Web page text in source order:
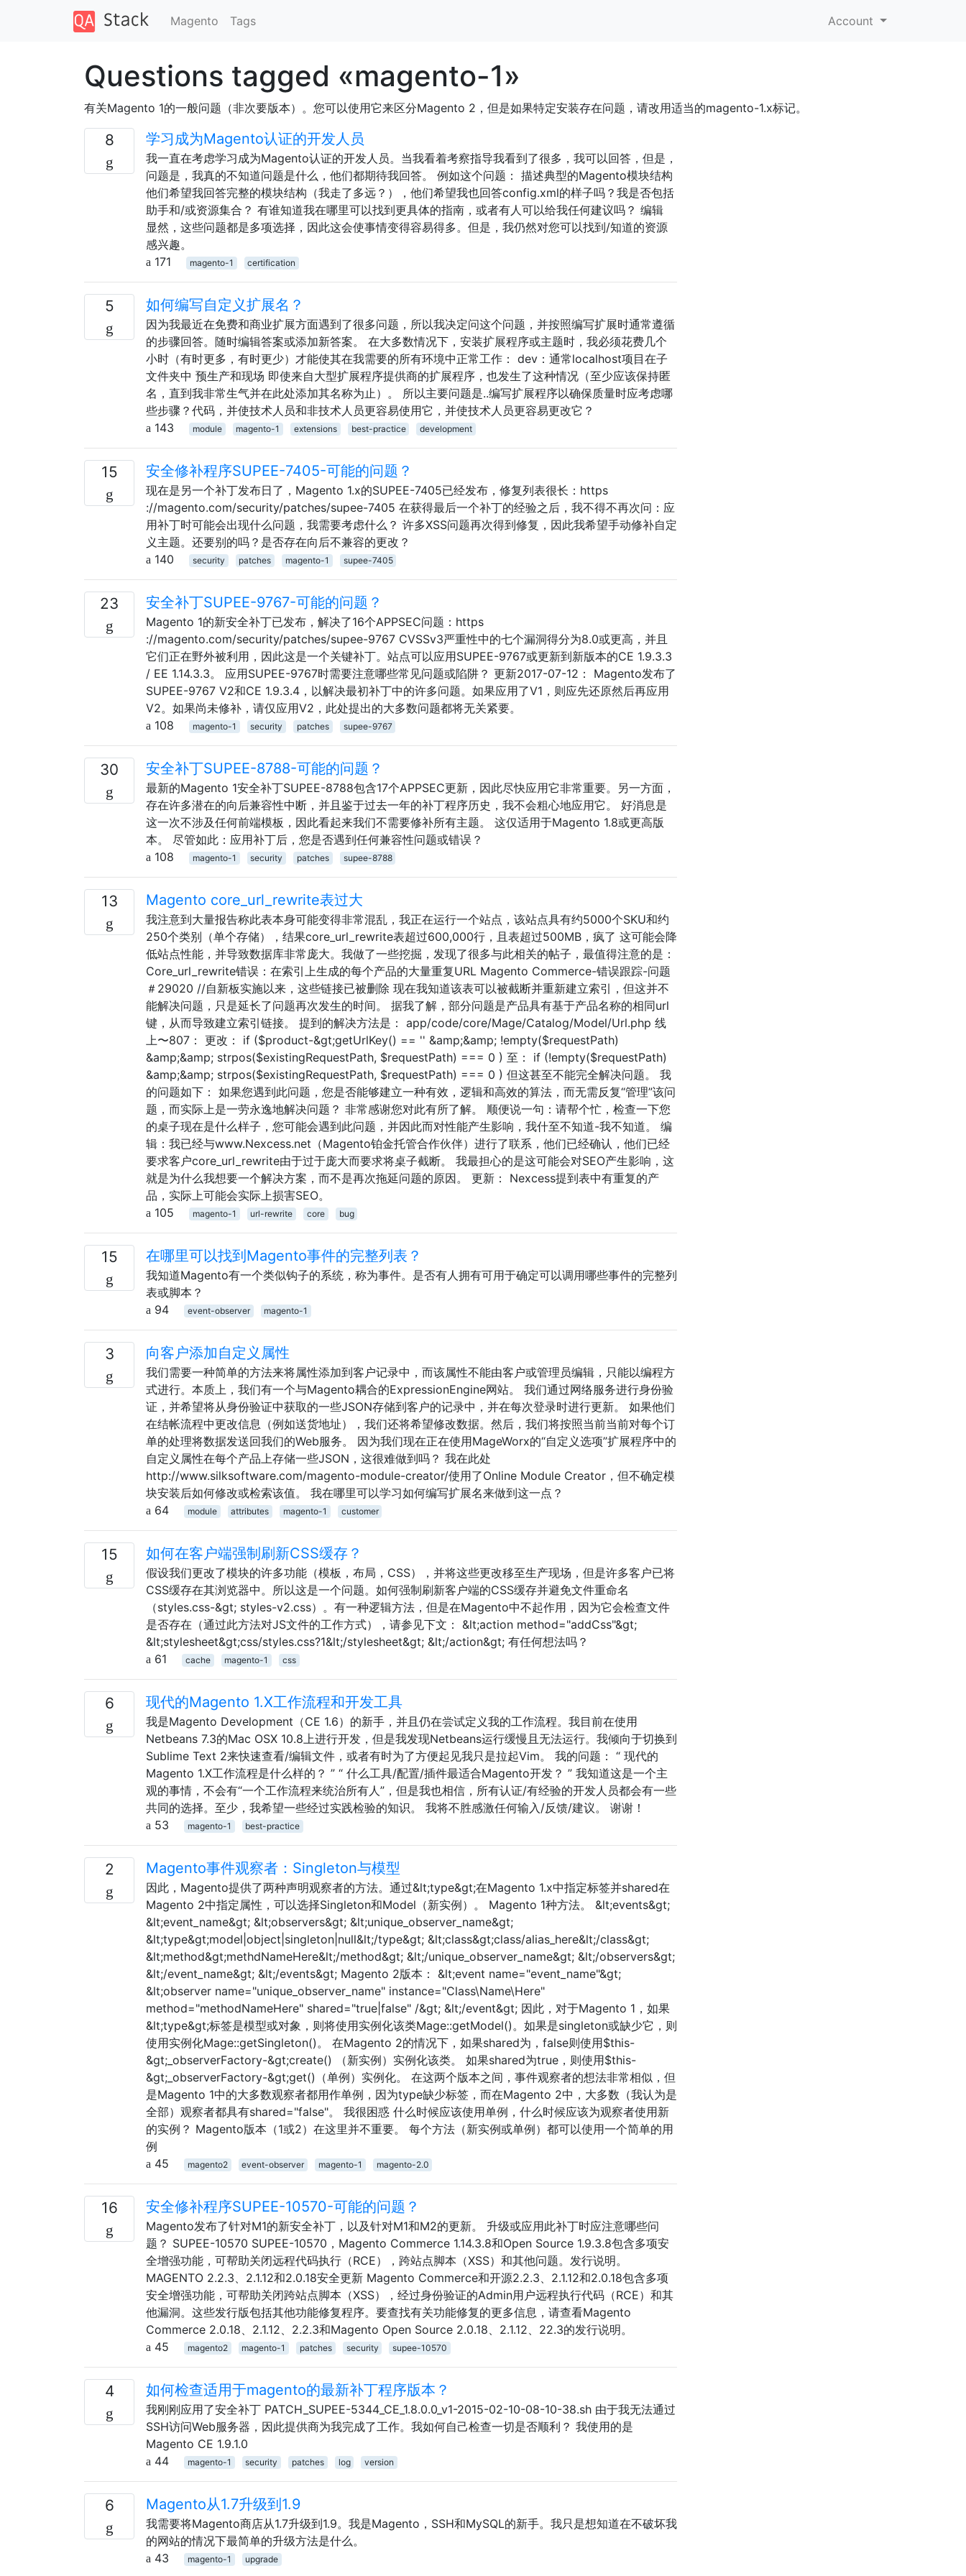
Magento Tags Account
Questions tagged «magento-1»
有关Magento 1的一般问题（非次要版本）。您可以使用它来区分Magento 2，但是如果特定安装存在问题，请改用适当的magento-1.x标记。
8 学习成为Magento认证的开发人员
我一直在考虑学习成为Magento认证的开发人员。当我看着考察指导我看到了很多，我可以回答，但是，
问题是，我真的不知道问题是什么，他们都期待我回答。 例如这个问题： 描述典型的Magento模块结构
他们希望我回答完整的模块结构（我走了多远？），他们希望我也回答config.xml的样子吗？我是否包括
助手和/或资源集合？ 有谁知道我在哪里可以找到更具体的指南，或者有人可以给我任何建议吗？ 编辑
显然，这些问题都是多项选择，因此这会使事情变得容易得多。但是，我仍然对您可以找到/知道的资源
感兴趣。
171
magento-1 certification
5 如何编写自定义扩展名？
因为我最近在免费和商业扩展方面遇到了很多问题，所以我决定问这个问题，并按照编写扩展时通常遵循
的步骤回答。随时编辑答案或添加新答案。 在大多数情况下，安装扩展程序或主题时，我必须花费几个
小时（有时更多，有时更少）才能使其在我需要的所有环境中正常工作： dev：通常localhost项目在子
文件夹中 预生产和现场 即使来自大型扩展程序提供商的扩展程序，也发生了这种情况（至少应该保持匿
名，直到我非常生气并在此处添加其名称为止）。 所以主要问题是..编写扩展程序以确保质量时应考虑哪
些步骤？代码，并使技术人员和非技术人员更容易使用它，并使技术人员更容易更改它？
143
module magento-1 extensions best-practice development
15 安全修补程序SUPEE-7405-可能的问题？
现在是另一个补丁发布日了，Magento 1.x的SUPEE-7405已经发布，修复列表很长：https
://magento.com/security/patches/supee-7405 在获得最后一个补丁的经验之后，我不得不再次问：应
用补丁时可能会出现什么问题，我需要考虑什么？ 许多XSS问题再次得到修复，因此我希望手动修补自定
义主题。还要别的吗？是否存在向后不兼容的更改？
140
security patches magento-1 supee-7405
23 安全补丁SUPEE-9767-可能的问题？
Magento 1的新安全补丁已发布，解决了16个APPSEC问题：https
://magento.com/security/patches/supee-9767 CVSSv3严重性中的七个漏洞得分为8.0或更高，并且
它们正在野外被利用，因此这是一个关键补丁。站点可以应用SUPEE-9767或更新到新版本的CE 1.9.3.3
/ EE 1.14.3.3。 应用SUPEE-9767时需要注意哪些常见问题或陷阱？ 更新2017-07-12： Magento发布了
SUPEE-9767 V2和CE 1.9.3.4，以解决最初补丁中的许多问题。如果应用了V1，则应先还原然后再应用
V2。如果尚未修补，请仅应用V2，此处提出的大多数问题都将无关紧要。
108
magento-1 security patches supee-9767
30 安全补丁SUPEE-8788-可能的问题？
最新的Magento 1安全补丁SUPEE-8788包含17个APPSEC更新，因此尽快应用它非常重要。另一方面，
存在许多潜在的向后兼容性中断，并且鉴于过去一年的补丁程序历史，我不会粗心地应用它。 好消息是
这一次不涉及任何前端模板，因此看起来我们不需要修补所有主题。 这仅适用于Magento 1.8或更高版
本。 尽管如此：应用补丁后，您是否遇到任何兼容性问题或错误？
108
magento-1 security patches supee-8788
13 Magento core_url_rewrite表过大
我注意到大量报告称此表本身可能变得非常混乱，我正在运行一个站点，该站点具有约5000个SKU和约
250个类别（单个存储），结果core_url_rewrite表超过600,000行，且表超过500MB，疯了 这可能会降
低站点性能，并导致数据库非常庞大。我做了一些挖掘，发现了很多与此相关的帖子，最值得注意的是：
Core_url_rewrite错误：在索引上生成的每个产品的大量重复URL Magento Commerce-错误跟踪-问题
＃29020 //自新板实施以来，这些链接已被删除 现在我知道该表可以被截断并重新建立索引，但这并不
能解决问题，只是延长了问题再次发生的时间。 据我了解，部分问题是产品具有基于产品名称的相同url
键，从而导致建立索引链接。 提到的解决方法是： app/code/core/Mage/Catalog/Model/Url.php 线
上〜807： 更改： if ($product-&gt;getUrlKey() == '' &amp;&amp; !empty($requestPath)
&amp;&amp; strpos($existingRequestPath, $requestPath) === 0 ) 至： if (!empty($requestPath)
&amp;&amp; strpos($existingRequestPath, $requestPath) === 0 ) 但这甚至不能完全解决问题。 我
的问题如下： 如果您遇到此问题，您是否能够建立一种有效，逻辑和高效的算法，而无需反复“管理”该问
题，而实际上是一劳永逸地解决问题？ 非常感谢您对此有所了解。 顺便说一句：请帮个忙，检查一下您
的桌子现在是什么样子，您可能会遇到此问题，并因此而对性能产生影响，我什至不知道-我不知道。 编
辑：我已经与www.Nexcess.net（Magento铂金托管合作伙伴）进行了联系，他们已经确认，他们已经
要求客户core_url_rewrite由于过于庞大而要求将桌子截断。 我最担心的是这可能会对SEO产生影响，这
就是为什么我想要一个解决方案，而不是再次拖延问题的原因。 更新： Nexcess提到表中有重复的产
品，实际上可能会实际上损害SEO。
105
magento-1 url-rewrite core bug
15 在哪里可以找到Magento事件的完整列表？
我知道Magento有一个类似钩子的系统，称为事件。是否有人拥有可用于确定可以调用哪些事件的完整列
表或脚本？
94
event-observer magento-1
3 向客户添加自定义属性
我们需要一种简单的方法来将属性添加到客户记录中，而该属性不能由客户或管理员编辑，只能以编程方
式进行。本质上，我们有一个与Magento耦合的ExpressionEngine网站。 我们通过网络服务进行身份验
证，并希望将从身份验证中获取的一些JSON存储到客户的记录中，并在每次登录时进行更新。 如果他们
在结帐流程中更改信息（例如送货地址），我们还将希望修改数据。然后，我们将按照当前当前对每个订
单的处理将数据发送回我们的Web服务。 因为我们现在正在使用MageWorx的“自定义选项”扩展程序中的
自定义属性在每个产品上存储一些JSON，这很难做到吗？ 我在此处
http://www.silksoftware.com/magento-module-creator/使用了Online Module Creator，但不确定模
块安装后如何修改或检索该值。 我在哪里可以学习如何编写扩展名来做到这一点？
64
module attributes magento-1 customer
15 如何在客户端强制刷新CSS缓存？
假设我们更改了模块的许多功能（模板，布局，CSS），并将这些更改移至生产现场，但是许多客户已将
CSS缓存在其浏览器中。所以这是一个问题。如何强制刷新客户端的CSS缓存并避免文件重命名
（styles.css-&gt; styles-v2.css）。有一种逻辑方法，但是在Magento中不起作用，因为它会检查文件
是否存在（通过此方法对JS文件的工作方式），请参见下文： &lt;action method="addCss"&gt;
&lt;stylesheet&gt;css/styles.css?1&lt;/stylesheet&gt; &lt;/action&gt; 有任何想法吗？
61
cache magento-1 css
6 现代的Magento 1.X工作流程和开发工具
我是Magento Development（CE 1.6）的新手，并且仍在尝试定义我的工作流程。我目前在使用
Netbeans 7.3的Mac OSX 10.8上进行开发，但是我发现Netbeans运行缓慢且无法运行。我倾向于切换到
Sublime Text 2来快速查看/编辑文件，或者有时为了方便起见我只是拉起Vim。 我的问题： “ 现代的
Magento 1.X工作流程是什么样的？ ” “ 什么工具/配置/插件最适合Magento开发？ ” 我知道这是一个主
观的事情，不会有“一个工作流程来统治所有人”，但是我也相信，所有认证/有经验的开发人员都会有一些
共同的选择。至少，我希望一些经过实践检验的知识。 我将不胜感激任何输入/反馈/建议。 谢谢！
53
magento-1 best-practice
2 Magento事件观察者：Singleton与模型
因此，Magento提供了两种声明观察者的方法。通过&lt;type&gt;在Magento 1.x中指定标签并shared在
Magento 2中指定属性，可以选择Singleton和Model（新实例）。 Magento 1种方法。 &lt;events&gt;
&lt;event_name&gt; &lt;observers&gt; &lt;unique_observer_name&gt;
&lt;type&gt;model|object|singleton|null&lt;/type&gt; &lt;class&gt;class/alias_here&lt;/class&gt;
&lt;method&gt;methdNameHere&lt;/method&gt; &lt;/unique_observer_name&gt; &lt;/observers&gt;
&lt;/event_name&gt; &lt;/events&gt; Magento 2版本： &lt;event name="event_name"&gt;
&lt;observer name="unique_observer_name" instance="Class\Name\Here"
method="methodNameHere" shared="true|false" /&gt; &lt;/event&gt; 因此，对于Magento 1，如果
&lt;type&gt;标签是模型或对象，则将使用实例化该类Mage::getModel()。如果是singleton或缺少它，则
使用实例化Mage::getSingleton()。 在Magento 2的情况下，如果shared为，false则使用$this-
&gt;_observerFactory-&gt;create() （新实例）实例化该类。 如果shared为true，则使用$this-
&gt;_observerFactory-&gt;get()（单例）实例化。 在这两个版本之间，事件观察者的想法非常相似，但
是Magento 1中的大多数观察者都用作单例，因为type缺少标签，而在Magento 2中，大多数（我认为是
全部）观察者都具有shared="false"。 我很困惑 什么时候应该使用单例，什么时候应该为观察者使用新
的实例？ Magento版本（1或2）在这里并不重要。 每个方法（新实例或单例）都可以使用一个简单的用
例
45
magento2 event-observer magento-1 magento-2.0
16 安全修补程序SUPEE-10570-可能的问题？
Magento发布了针对M1的新安全补丁，以及针对M1和M2的更新。 升级或应用此补丁时应注意哪些问
题？ SUPEE-10570 SUPEE-10570，Magento Commerce 1.14.3.8和Open Source 1.9.3.8包含多项安
全增强功能，可帮助关闭远程代码执行（RCE），跨站点脚本（XSS）和其他问题。发行说明。
MAGENTO 2.2.3、2.1.12和2.0.18安全更新 Magento Commerce和开源2.2.3、2.1.12和2.0.18包含多项
安全增强功能，可帮助关闭跨站点脚本（XSS），经过身份验证的Admin用户远程执行代码（RCE）和其
他漏洞。这些发行版包括其他功能修复程序。要查找有关功能修复的更多信息，请查看Magento
Commerce 2.0.18、2.1.12、2.2.3和Magento Open Source 2.0.18、2.1.12、22.3的发行说明。
45
magento2 magento-1 patches security supee-10570
4 如何检查适用于magento的最新补丁程序版本？
我刚刚应用了安全补丁 PATCH_SUPEE-5344_CE_1.8.0.0_v1-2015-02-10-08-10-38.sh 由于我无法通过
SSH访问Web服务器，因此提供商为我完成了工作。我如何自己检查一切是否顺利？ 我使用的是
Magento CE 1.9.1.0
44
magento-1 security patches log version
6 Magento从1.7升级到1.9
我需要将Magento商店从1.7升级到1.9。我是Magento，SSH和MySQL的新手。我只是想知道在不破坏我
的网站的情况下最简单的升级方法是什么。
43
magento-1 upgrade